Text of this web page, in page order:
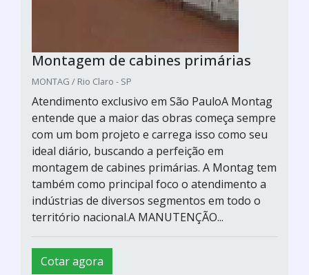
Montagem de cabines primárias
MONTAG / Rio Claro - SP
Atendimento exclusivo em São PauloA Montag
entende que a maior das obras começa sempre
com um bom projeto e carrega isso como seu
ideal diário, buscando a perfeição em
montagem de cabines primárias. A Montag tem
também como principal foco o atendimento a
indústrias de diversos segmentos em todo o
território nacional.A MANUTENÇÃO...
Cotar agora